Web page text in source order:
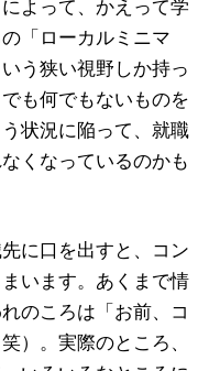
よって、かえって学
「ローカルミニマ
う狭い視野しか持っ
も何でもないものを
状況に陥って、就職
くなっているのかも
に口を出すと、コン
います。あくまで情
のころは「お前、コ
）。実際のところ、